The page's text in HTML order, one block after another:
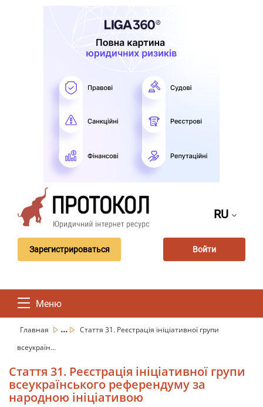
RU
Зарегистрироваться Войти
Меню
Главная ...
Стаття 31. Реєстрація ініціативної групи
всеукраїн...
Стаття 31. Реєстрація ініціативної групи
всеукраїнського референдуму за
народною ініціативою